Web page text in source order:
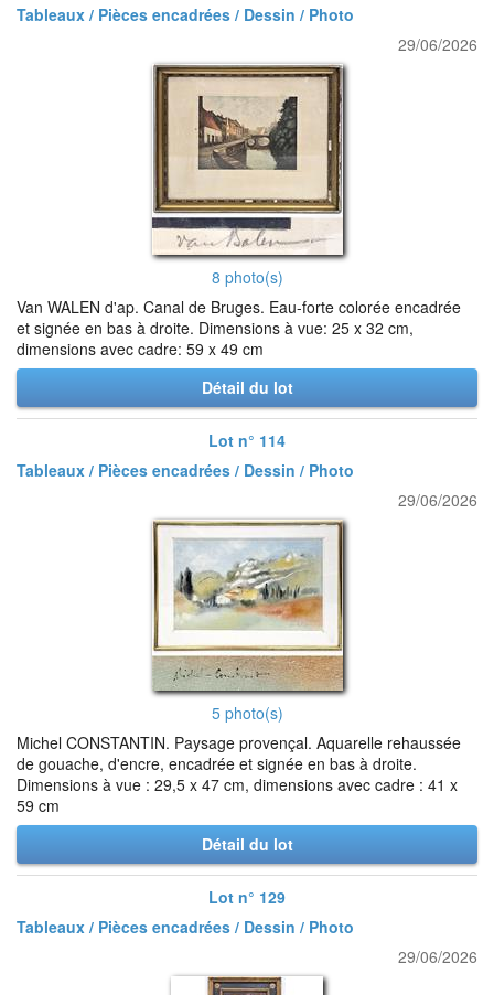
Tableaux / Pièces encadrées / Dessin / Photo
29/06/2026
8 photo(s)
Van WALEN d'ap. Canal de Bruges. Eau-forte colorée encadrée
et signée en bas à droite. Dimensions à vue: 25 x 32 cm,
dimensions avec cadre: 59 x 49 cm
Détail du lot
Lot n° 114
Tableaux / Pièces encadrées / Dessin / Photo
29/06/2026
5 photo(s)
Michel CONSTANTIN. Paysage provençal. Aquarelle rehaussée
de gouache, d'encre, encadrée et signée en bas à droite.
Dimensions à vue : 29,5 x 47 cm, dimensions avec cadre : 41 x
59 cm
Détail du lot
Lot n° 129
Tableaux / Pièces encadrées / Dessin / Photo
29/06/2026